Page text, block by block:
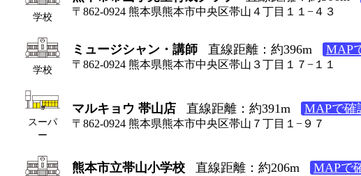
学校 〒862-0924 熊本県熊本市中央区帯山４丁目１１−４３
学校
ミュージシャン・講師 直線距離：約396m MAP
〒862-0924 熊本県熊本市中央区帯山３丁目１７−１１
スーパ
ー
マルキョウ 帯山店 直線距離：約391m MAPで確
〒862-0924 熊本県熊本市中央区帯山７丁目１−９７
熊本市立帯山小学校 直線距離：約206m MAPで